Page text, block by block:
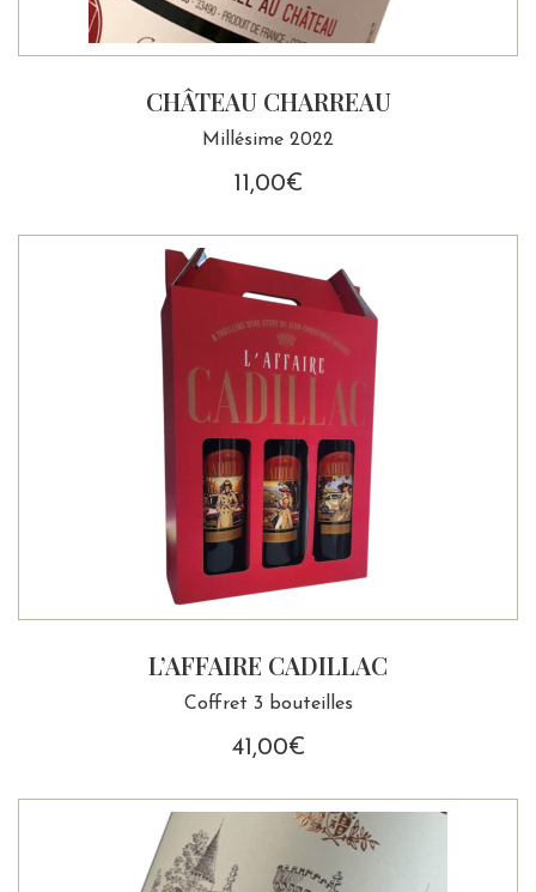
CHÂTEAU CHARREAU
Millésime 2022
11,00€
L’AFFAIRE CADILLAC
Coffret 3 bouteilles
41,00€